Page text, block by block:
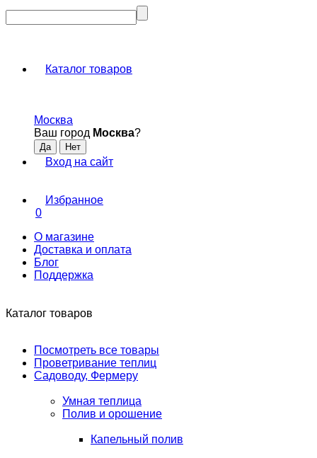
Каталог товаров
Москва
Ваш город Москва?
Вход на сайт
Избранное
0
О магазине
Доставка и оплата
Блог
Поддержка
Каталог товаров
Посмотреть все товары
Проветривание теплиц
Садоводу, Фермеру
Умная теплица
Полив и орошение
Капельный полив